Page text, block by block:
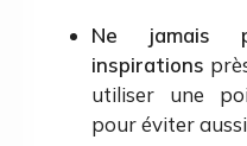
Ne jamais
inspirations
utiliser une
pour éviter